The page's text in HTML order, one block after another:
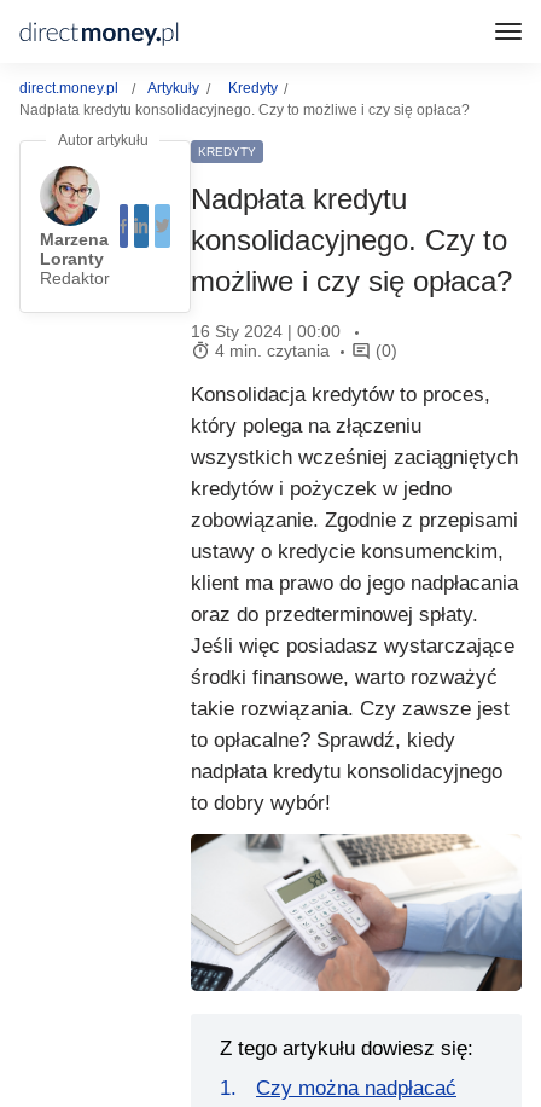
direct.money.pl Artykuły
Kredyty
Nadpłata kredytu konsolidacyjnego. Czy to możliwe i czy się opłaca?
Marzena
Loranty
Redaktor
KREDYTY
Nadpłata kredytu
konsolidacyjnego. Czy to
możliwe i czy się opłaca?
16 Sty 2024 | 00:00
4 min. czytania
(0)
Konsolidacja kredytów to proces,
który polega na złączeniu
wszystkich wcześniej zaciągniętych
kredytów i pożyczek w jedno
zobowiązanie. Zgodnie z przepisami
ustawy o kredycie konsumenckim,
klient ma prawo do jego nadpłacania
oraz do przedterminowej spłaty.
Jeśli więc posiadasz wystarczające
środki finansowe, warto rozważyć
takie rozwiązania. Czy zawsze jest
to opłacalne? Sprawdź, kiedy
nadpłata kredytu konsolidacyjnego
to dobry wybór!
Z tego artykułu dowiesz się:
Czy można nadpłacać